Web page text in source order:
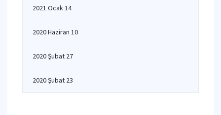
2021 Ocak 14
2020 Haziran 10
2020 Şubat 27
2020 Şubat 23